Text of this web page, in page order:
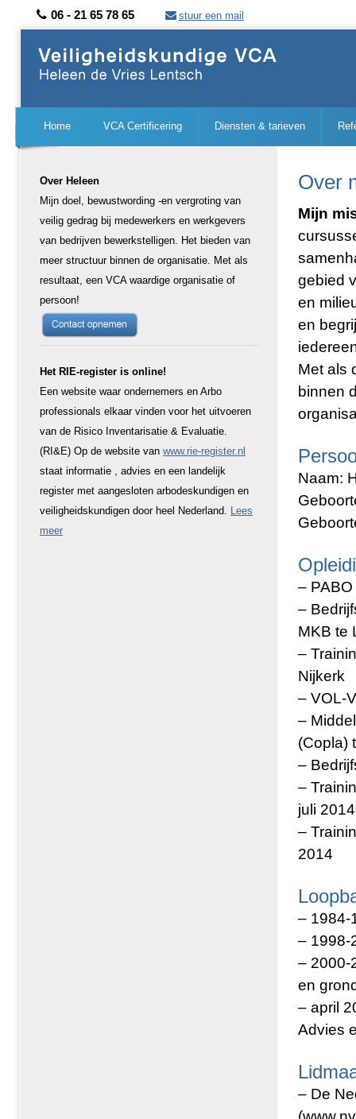
06 - 21 65 78 65 stuur een mail
Home VCA Certificering Diensten & tarieven
Over Heleen
Mijn doel, bewustwording -en vergroting van
veilig gedrag bij medewerkers en werkgevers
van bedrijven bewerkstelligen. Het bieden van
meer structuur binnen de organisatie. Met als
resultaat, een VCA waardige organisatie of
persoon!
Het RIE-register is online!
Een website waar ondernemers en Arbo
professionals elkaar vinden voor het uitvoeren
van de Risico Inventarisatie & Evaluatie.
(RI&E) Op de website van www.rie-register.nl
staat informatie , advies en een landelijk
register met aangesloten arbodeskundigen en
veiligheidskundigen door heel Nederland. Lees
meer
Over
Mijn
gebied
en
en
Met als
binnen
Naam:
–
–
MKB te
–
Nijkerk
– VOL-
–
(Copla)
–
–
juli 2014
–
2014
– 1984-
– 1998-
– 2000-
en
– april
Advies
– De